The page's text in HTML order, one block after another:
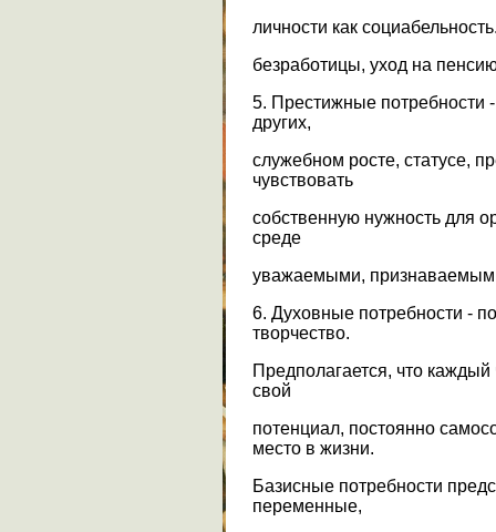
личности как
безработицы, уход на
5. Престижные потребности
других,
служебном росте, статусе,
чувствовать
собственную нужность для
среде
уважаемыми,
6. Духовные потребности -
творчество.
Предполагается, что каждый
свой
потенциал, постоянно
место в жизни.
Базисные потребности
переменные,